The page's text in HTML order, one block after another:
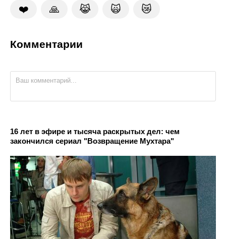
❤️ 🙏 😹 🙀 😿
Комментарии
16 лет в эфире и тысяча раскрытых дел: чем
закончился сериал "Возвращение Мухтара"